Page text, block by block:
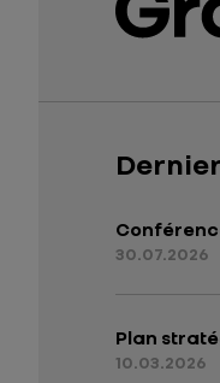
30.07.2026
Plan
10.03.2026